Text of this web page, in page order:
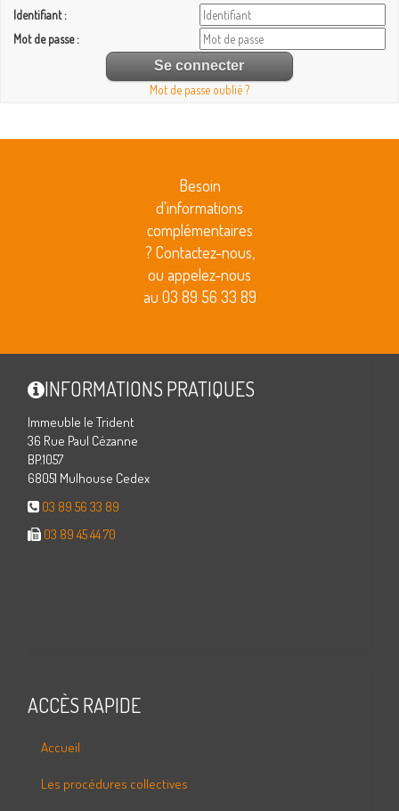
Identifiant :
Mot de passe :
Mot de passe oublié ?
Besoin
d'informations
complémentaires
? Contactez-nous,
ou appelez-nous
au 03 89 56 33 89
INFORMATIONS PRATIQUES
Immeuble le Trident
36 Rue Paul Cézanne
BP.1057
68051 Mulhouse Cedex
03 89 56 33 89
03 89 45 44 70
ACCÈS RAPIDE
Accueil
Les procédures collectives